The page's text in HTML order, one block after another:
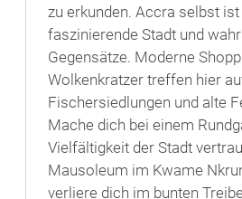
zu erkunden. Accra selbst
faszinierende Stadt und
Gegensätze. Moderne
Wolkenkratzer treffen hier
Fischersiedlungen und alte
Mache dich bei einem
Vielfältigkeit der Stadt
Mausoleum im Kwame
verliere dich im bunten